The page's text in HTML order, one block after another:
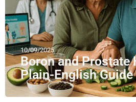
10/09/2025
Boron and Prostate
Plain-English Guide